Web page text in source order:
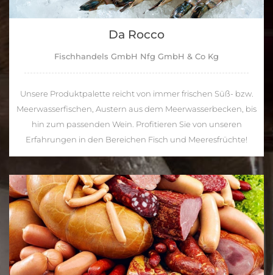
Da Rocco
Fischhandels GmbH Nfg GmbH & Co Kg
Unsere Produktpalette reicht von immer frischen Süß- bzw.
Meerwasserfischen, Austern aus dem Meerwasserbecken, bis
hin zum passenden Wein. Profitieren Sie von unseren
Erfahrungen in den Bereichen Fisch und Meeresfrüchte!